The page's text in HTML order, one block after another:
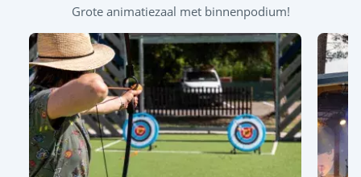
Grote animatiezaal met binnenpodium!